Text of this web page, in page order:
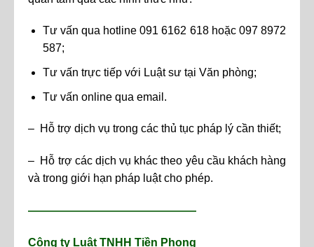
Tư vấn qua hotline 091 6162 618 hoặc 097 8972
587;
Tư vấn trực tiếp với Luật sư tại Văn phòng;
Tư vấn online qua email.
– Hỗ trợ dịch vụ trong các thủ tục pháp lý cần thiết;
– Hỗ trợ các dịch vụ khác theo yêu cầu khách hàng
và trong giới hạn pháp luật cho phép.
———————————————
Công ty Luật TNHH Tiền Phong